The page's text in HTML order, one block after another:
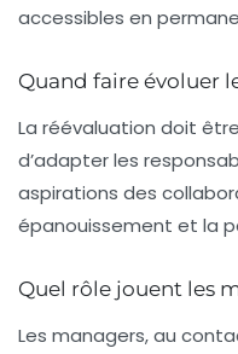
accessibles en
Quand faire évoluer
La réévaluation doit
d’adapter les
aspirations des
épanouissement et la
Quel rôle jouent les
Les managers, au